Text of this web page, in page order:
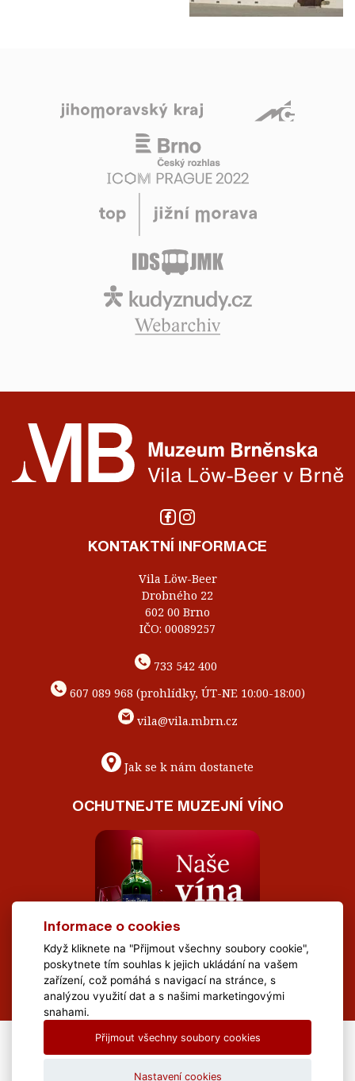
KONTAKTNÍ INFORMACE
Vila Löw-Beer
Drobného 22
602 00 Brno
IČO: 00089257
733 542 400
607 089 968 (prohlídky, ÚT-NE 10:00-18:00)
vila@vila.mbrn.cz
Jak se k nám dostanete
OCHUTNEJTE MUZEJNÍ VÍNO
All Rights Reserved Muzeum Brněnska © 2020, Webdesign by
Informace o cookies
Když kliknete na "Přijmout všechny soubory cookie",
poskytnete tím souhlas k jejich ukládání na vašem
zařízení, což pomáhá s navigací na stránce, s
analýzou využití dat a s našimi marketingovými
snahami.
Přijmout všechny soubory cookies
Nastavení cookies